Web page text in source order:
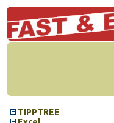
TIPPTREE